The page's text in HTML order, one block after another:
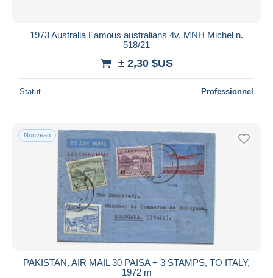
1973 Australia Famous australians 4v. MNH Michel n.
518/21
± 2,30 $US
Statut Professionnel
Nouveau
PAKISTAN, AIR MAIL 30 PAISA + 3 STAMPS, TO ITALY,
1972 m